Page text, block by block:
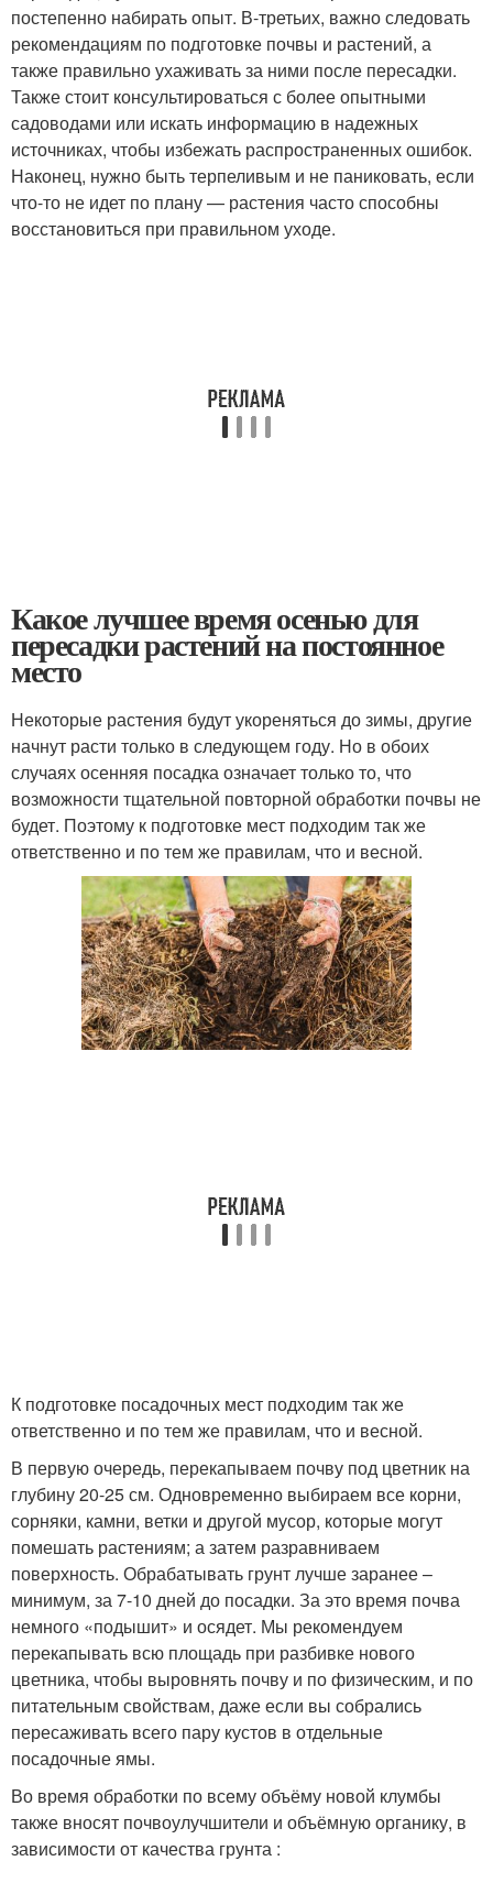
постепенно набирать опыт. В-третьих, важно следовать
рекомендациям по подготовке почвы и растений, а
также правильно ухаживать за ними после пересадки.
Также стоит консультироваться с более опытными
садоводами или искать информацию в надежных
источниках, чтобы избежать распространенных ошибок.
Наконец, нужно быть терпеливым и не паниковать, если
что-то не идет по плану — растения часто способны
восстановиться при правильном уходе.
Какое лучшее время осенью для
пересадки растений на постоянное
место
Некоторые растения будут укореняться до зимы, другие
начнут расти только в следующем году. Но в обоих
случаях осенняя посадка означает только то, что
возможности тщательной повторной обработки почвы не
будет. Поэтому к подготовке мест подходим так же
ответственно и по тем же правилам, что и весной.
К подготовке посадочных мест подходим так же
ответственно и по тем же правилам, что и весной.
В первую очередь, перекапываем почву под цветник на
глубину 20-25 см. Одновременно выбираем все корни,
сорняки, камни, ветки и другой мусор, которые могут
помешать растениям; а затем разравниваем
поверхность. Обрабатывать грунт лучше заранее –
минимум, за 7-10 дней до посадки. За это время почва
немного «подышит» и осядет. Мы рекомендуем
перекапывать всю площадь при разбивке нового
цветника, чтобы выровнять почву и по физическим, и по
питательным свойствам, даже если вы собрались
пересаживать всего пару кустов в отдельные
посадочные ямы.
Во время обработки по всему объёму новой клумбы
также вносят почвоулучшители и объёмную органику, в
зависимости от качества грунта :